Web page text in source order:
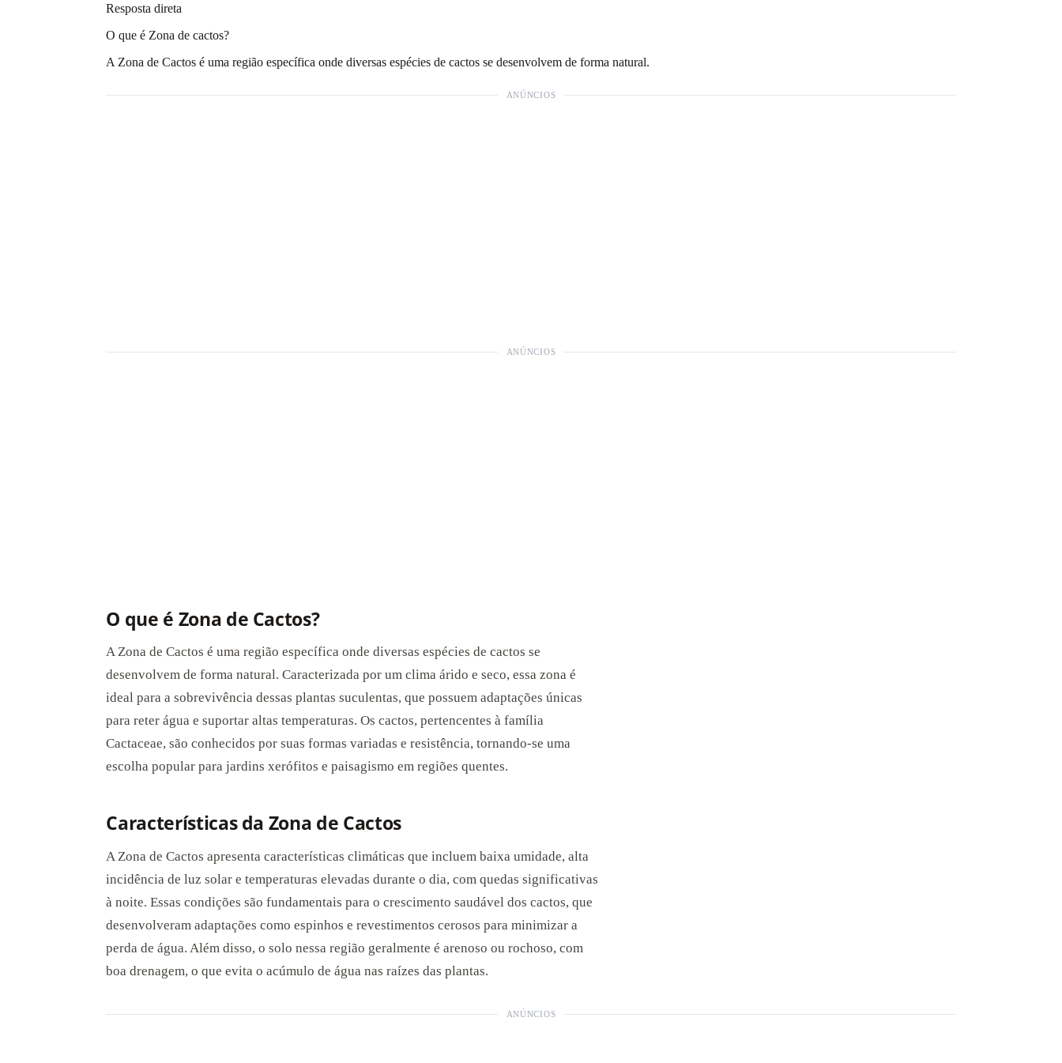
Resposta direta
O que é Zona de cactos?
A Zona de Cactos é uma região específica onde diversas espécies de cactos se desenvolvem de forma natural.
ANÚNCIOS
ANÚNCIOS
O que é Zona de Cactos?
A Zona de Cactos é uma região específica onde diversas espécies de cactos se
desenvolvem de forma natural. Caracterizada por um clima árido e seco, essa zona é
ideal para a sobrevivência dessas plantas suculentas, que possuem adaptações únicas
para reter água e suportar altas temperaturas. Os cactos, pertencentes à família
Cactaceae, são conhecidos por suas formas variadas e resistência, tornando-se uma
escolha popular para jardins xerófitos e paisagismo em regiões quentes.
Características da Zona de Cactos
A Zona de Cactos apresenta características climáticas que incluem baixa umidade, alta
incidência de luz solar e temperaturas elevadas durante o dia, com quedas significativas
à noite. Essas condições são fundamentais para o crescimento saudável dos cactos, que
desenvolveram adaptações como espinhos e revestimentos cerosos para minimizar a
perda de água. Além disso, o solo nessa região geralmente é arenoso ou rochoso, com
boa drenagem, o que evita o acúmulo de água nas raízes das plantas.
ANÚNCIOS